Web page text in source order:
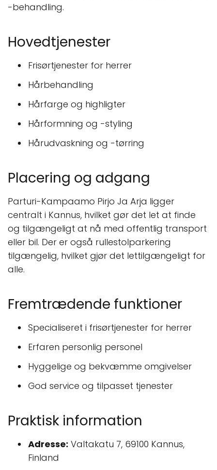
-behandling.
Hovedtjenester
Frisørtjenester for herrer
Hårbehandling
Hårfarge og highligter
Hårformning og -styling
Hårudvaskning og -tørring
Placering og adgang
Parturi-Kampaamo Pirjo Ja Arja ligger
centralt i Kannus, hvilket gør det let at finde
og tilgængeligt at nå med offentlig transport
eller bil. Der er også rullestolparkering
tilgængelig, hvilket gjør det lettilgængeligt for
alle.
Fremtrædende funktioner
Specialiseret i frisørtjenester for herrer
Erfaren personlig personel
Hyggelige og bekvæmme omgivelser
God service og tilpasset tjenester
Praktisk information
Adresse: Valtakatu 7, 69100 Kannus,
Finland